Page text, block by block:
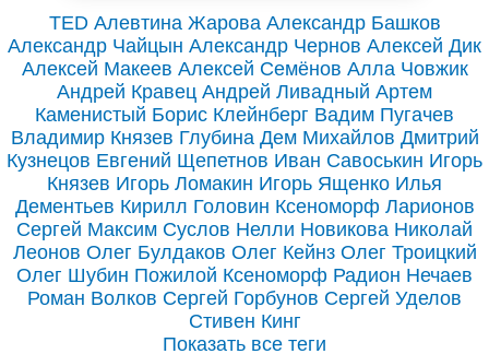
TED Алевтина Жарова Александр Башков
Александр Чайцын Александр Чернов Алексей Дик
Алексей Макеев Алексей Семёнов Алла Човжик
Андрей Кравец Андрей Ливадный Артем
Каменистый Борис Клейнберг Вадим Пугачев
Владимир Князев Глубина Дем Михайлов Дмитрий
Кузнецов Евгений Щепетнов Иван Савоськин Игорь
Князев Игорь Ломакин Игорь Ященко Илья
Дементьев Кирилл Головин Ксеноморф Ларионов
Сергей Максим Суслов Нелли Новикова Николай
Леонов Олег Булдаков Олег Кейнз Олег Троицкий
Олег Шубин Пожилой Ксеноморф Радион Нечаев
Роман Волков Сергей Горбунов Сергей Уделов
Стивен Кинг
Показать все теги